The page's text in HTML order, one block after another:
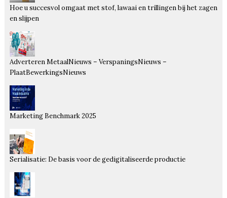
Hoe u succesvol omgaat met stof, lawaai en trillingen bij het zagen
en slijpen
Adverteren MetaalNieuws – VerspaningsNieuws –
PlaatBewerkingsNieuws
Marketing Benchmark 2025
Serialisatie: De basis voor de gedigitaliseerde productie